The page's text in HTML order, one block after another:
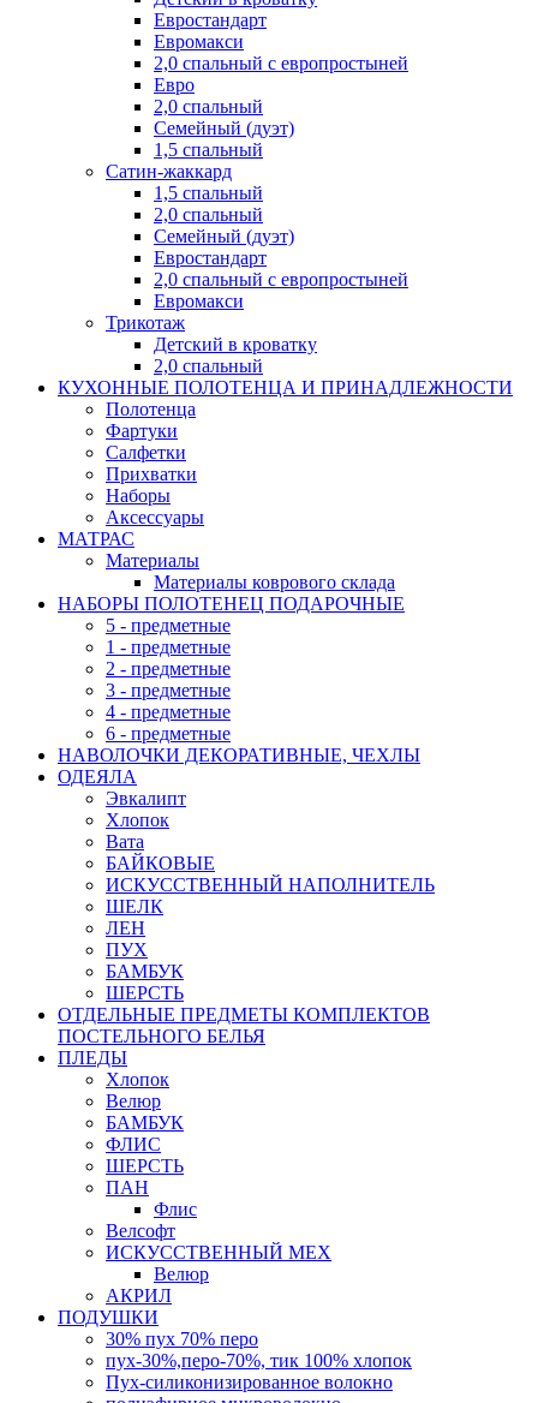
Евростандарт
Евромакси
2,0 спальный с европростыней
Евро
2,0 спальный
Семейный (дуэт)
1,5 спальный
Сатин-жаккард
1,5 спальный
2,0 спальный
Семейный (дуэт)
Евростандарт
2,0 спальный с европростыней
Евромакси
Трикотаж
Детский в кроватку
2,0 спальный
КУХОННЫЕ ПОЛОТЕНЦА И ПРИНАДЛЕЖНОСТИ
Полотенца
Фартуки
Салфетки
Прихватки
Наборы
Аксессуары
МАТРАС
Материалы
Материалы коврового склада
НАБОРЫ ПОЛОТЕНЕЦ ПОДАРОЧНЫЕ
5 - предметные
1 - предметные
2 - предметные
3 - предметные
4 - предметные
6 - предметные
НАВОЛОЧКИ ДЕКОРАТИВНЫЕ, ЧЕХЛЫ
ОДЕЯЛА
Эвкалипт
Хлопок
Вата
БАЙКОВЫЕ
ИСКУССТВЕННЫЙ НАПОЛНИТЕЛЬ
ШЕЛК
ЛЕН
ПУХ
БАМБУК
ШЕРСТЬ
ОТДЕЛЬНЫЕ ПРЕДМЕТЫ КОМПЛЕКТОВ
ПОСТЕЛЬНОГО БЕЛЬЯ
ПЛЕДЫ
Хлопок
Велюр
БАМБУК
ФЛИС
ШЕРСТЬ
ПАН
Флис
Велсофт
ИСКУССТВЕННЫЙ МЕХ
Велюр
АКРИЛ
ПОДУШКИ
30% пух 70% перо
пух-30%,перо-70%, тик 100% хлопок
Пух-силиконизированное волокно